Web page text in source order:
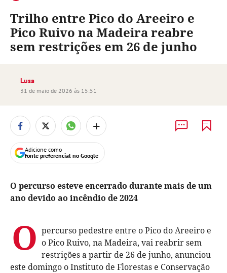
Trilho entre Pico do Areeiro e
Pico Ruivo na Madeira reabre
sem restrições em 26 de junho
Lusa
31 de maio de 2026 às 15:51
+
Adicione como
fonte preferencial no Google
O percurso esteve encerrado durante mais de um
ano devido ao incêndio de 2024
O percurso pedestre entre o Pico do Areeiro e
o Pico Ruivo, na Madeira, vai reabrir sem
restrições a partir de 26 de junho, anunciou
este domingo o Instituto de Florestas e Conservação